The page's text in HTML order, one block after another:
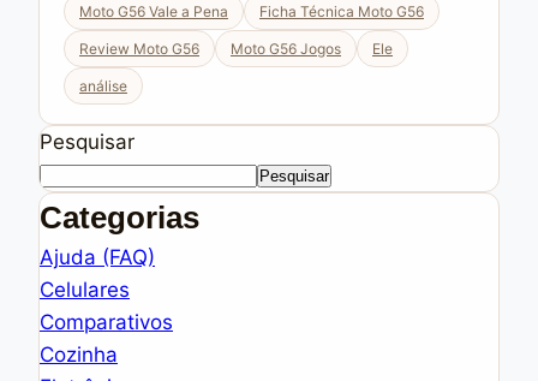
Moto G56 Vale a Pena Ficha Técnica Moto G56
Review Moto G56 Moto G56 Jogos Ele
análise
Pesquisar
Pesquisar
Categorias
Ajuda (FAQ)
Celulares
Comparativos
Cozinha